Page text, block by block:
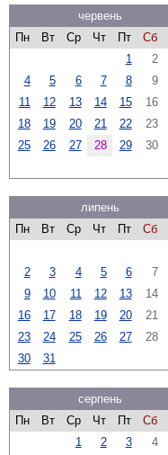
червень
Пн
Вт Ср Чт Пт Сб
1
2
4
5 6 7 8 9
11
12 13 14 15 16
18
19 20 21 22 23
25
26 27 28 29 30
липень
Пн
Вт Ср Чт Пт Сб
2
3 4 5 6 7
9
10 11 12 13 14
16
17 18 19 20 21
23
24 25 26 27 28
30
31
серпень
Пн
Вт Ср Чт Пт Сб
1
2 3 4